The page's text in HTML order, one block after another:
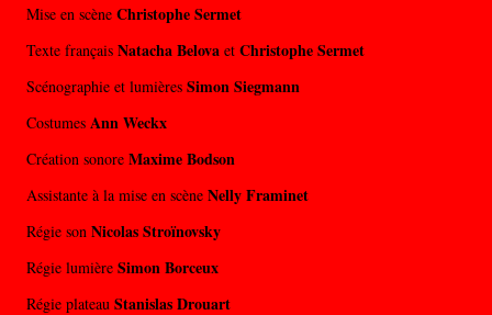
Mise en scène Christophe Sermet
Texte français Natacha Belova et Christophe Sermet
Scénographie et lumières Simon Siegmann
Costumes Ann Weckx
Création sonore Maxime Bodson
Assistante à la mise en scène Nelly Framinet
Régie son Nicolas Stroïnovsky
Régie lumière Simon Borceux
Régie plateau Stanislas Drouart